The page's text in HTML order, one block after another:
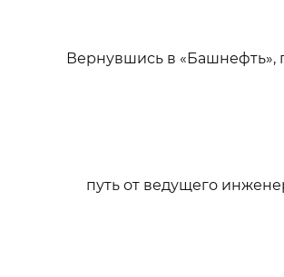
Вернувшись в «Башнефть»,
путь от ведущего